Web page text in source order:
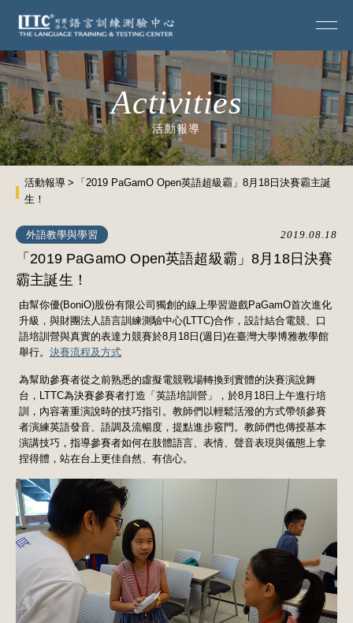
Activities
活動報導
活動報導
「2019 PaGamO Open英語超級霸」8月18日決賽霸主誕
生！
外語教學與學習 2019.08.18
「2019 PaGamO Open英語超級霸」8月18日決賽
霸主誕生！
由幫你優(BoniO)股份有限公司獨創的線上學習遊戲PaGamO首次進化
升級，與財團法人語言訓練測驗中心(LTTC)合作，設計結合電競、口
語培訓營與真實的表達力競賽於8月18日(週日)在臺灣大學博雅教學館
舉行。 決賽流程及方式
為幫助參賽者從之前熟悉的虛擬電競戰場轉換到實體的決賽演說舞
台，LTTC為決賽參賽者打造「英語培訓營」，於8月18日上午進行培
訓，內容著重演說時的技巧指引。教師們以輕鬆活潑的方式帶領參賽
者演練英語發音、語調及流暢度，提點進步竅門。教師們也傳授基本
演講技巧，指導參賽者如何在肢體語言、表情、聲音表現與儀態上拿
捏得體，站在台上更佳自然、有信心。